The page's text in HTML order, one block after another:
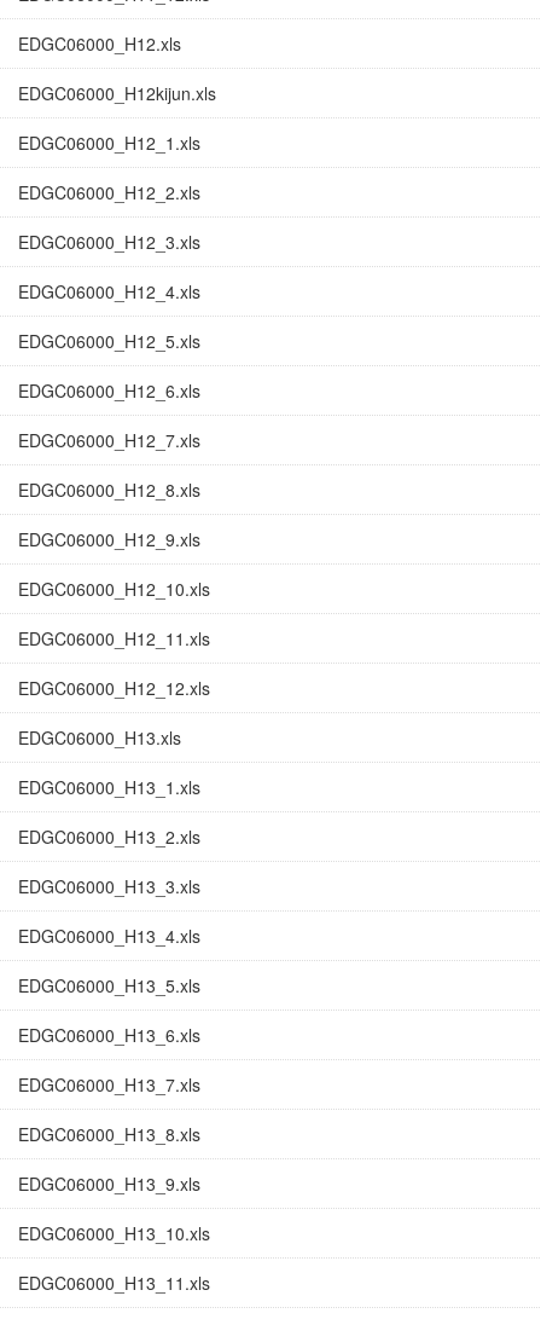
EDGC06000_H12.xls
EDGC06000_H12kijun.xls
EDGC06000_H12_1.xls
EDGC06000_H12_2.xls
EDGC06000_H12_3.xls
EDGC06000_H12_4.xls
EDGC06000_H12_5.xls
EDGC06000_H12_6.xls
EDGC06000_H12_7.xls
EDGC06000_H12_8.xls
EDGC06000_H12_9.xls
EDGC06000_H12_10.xls
EDGC06000_H12_11.xls
EDGC06000_H12_12.xls
EDGC06000_H13.xls
EDGC06000_H13_1.xls
EDGC06000_H13_2.xls
EDGC06000_H13_3.xls
EDGC06000_H13_4.xls
EDGC06000_H13_5.xls
EDGC06000_H13_6.xls
EDGC06000_H13_7.xls
EDGC06000_H13_8.xls
EDGC06000_H13_9.xls
EDGC06000_H13_10.xls
EDGC06000_H13_11.xls